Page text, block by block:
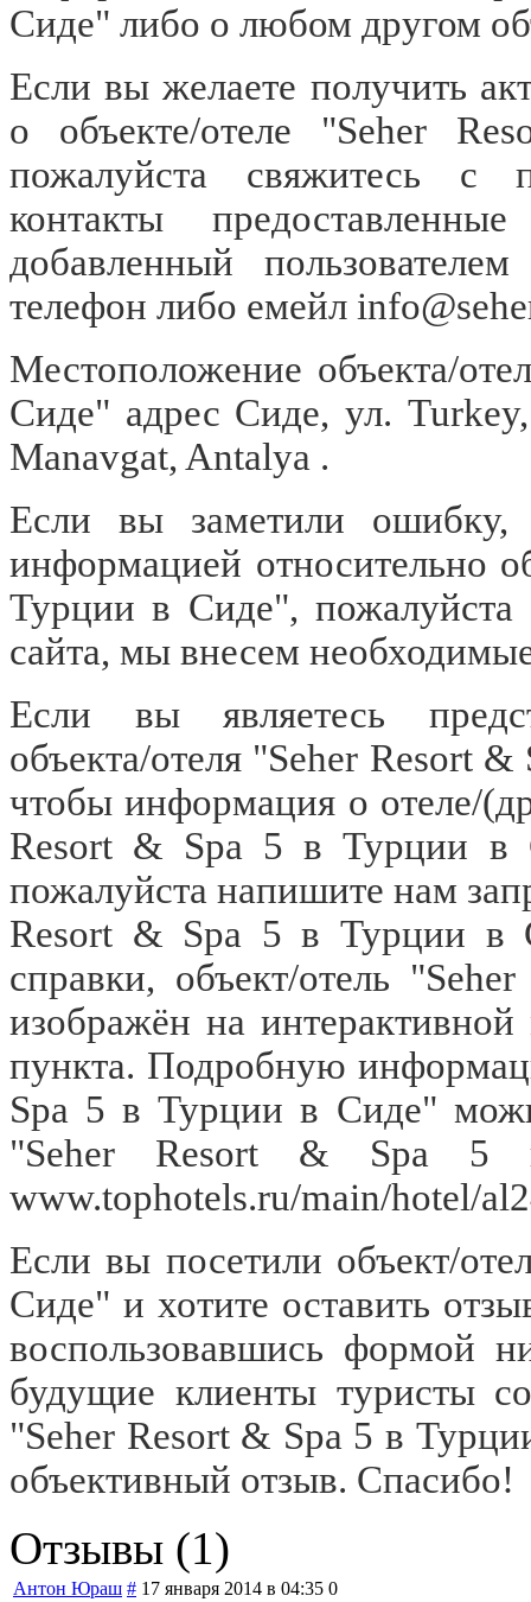
Сиде" либо о любом другом
Если вы желаете получить
о объекте/отеле "Seher
пожалуйста свяжитесь с
контакты
добавленный
телефон либо емейл
Местоположение объекта/
Сиде" адрес Сиде, ул.
Manavgat, Antalya .
Если вы заметили ошибку,
информацией относительно
Турции в Сиде",
сайта, мы внесем
Если вы являетесь
объекта/отеля "Seher Resort
чтобы информация о отеле/
Resort & Spa 5 в Турции в
пожалуйста напишите нам
Resort & Spa 5 в Турции в
справки, объект/отель
изображён на
пункта. Подробную
Spa 5 в Турции в Сиде"
"Seher Resort & Spa 5
www.tophotels.ru/main/hotel/
Если вы посетили объект/
Сиде" и хотите оставить
воспользовавшись формой
будущие клиенты туристы
"Seher Resort & Spa 5 в
объективный отзыв. Спасибо!
Отзывы (1)
Антон Юраш # 17 января 2014 в 04:35 0